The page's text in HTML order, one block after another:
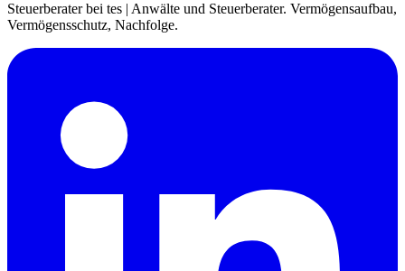
Steuerberater bei tes | Anwälte und Steuerberater. Vermögensaufbau,
Vermögensschutz, Nachfolge.